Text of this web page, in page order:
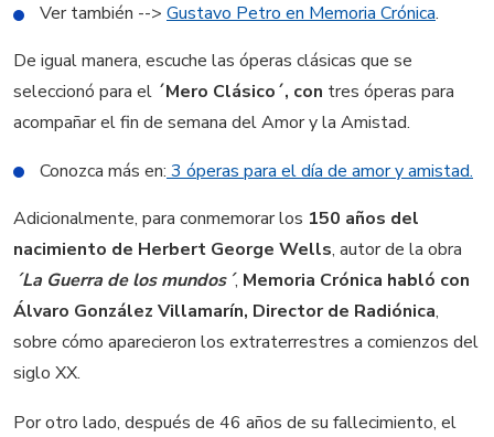
Ver también --> Gustavo Petro en Memoria Crónica.
De igual manera, escuche las óperas clásicas que se
seleccionó para el ´Mero Clásico´, con tres óperas para
acompañar el fin de semana del Amor y la Amistad.
Conozca más en: 3 óperas para el día de amor y amistad.
Adicionalmente, para conmemorar los 150 años del
nacimiento de Herbert George Wells, autor de la obra
´La Guerra de los mundos´, Memoria Crónica habló con
Álvaro González Villamarín, Director de Radiónica,
sobre cómo aparecieron los extraterrestres a comienzos del
siglo XX.
Por otro lado, después de 46 años de su fallecimiento, el